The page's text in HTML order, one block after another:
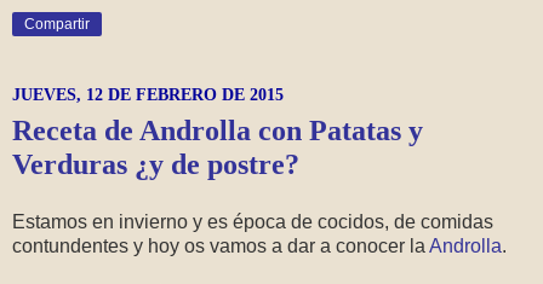
Compartir
JUEVES, 12 DE FEBRERO DE 2015
Receta de Androlla con Patatas y
Verduras ¿y de postre?
Estamos en invierno y es época de cocidos, de comidas
contundentes y hoy os vamos a dar a conocer la Androlla.